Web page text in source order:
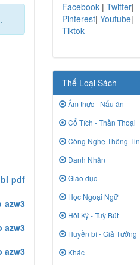
pdf
azw3
azw3
azw3
Facebook | Twitter|
Pinterest| Youtube|
Tiktok
Thể Loại Sách
Ẩm thực - Nấu ăn
Cổ Tích - Thần Thoại
Công Nghệ Thông Tin
Danh Nhân
Giáo dục
Học Ngoại Ngữ
Hồi Ký - Tuỳ Bút
Huyền bí - Giả Tưởng
Khác